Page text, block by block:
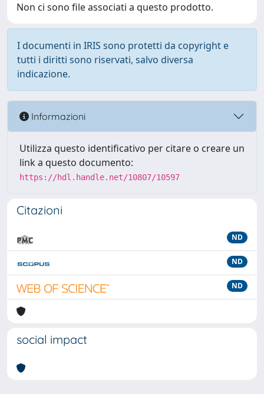
Non ci sono file associati a questo prodotto.
I documenti in IRIS sono protetti da copyright e
tutti i diritti sono riservati, salvo diversa
indicazione.
Informazioni
Utilizza questo identificativo per citare o creare un
link a questo documento:
https://hdl.handle.net/10807/10597
Citazioni
ND
ND
ND
social impact